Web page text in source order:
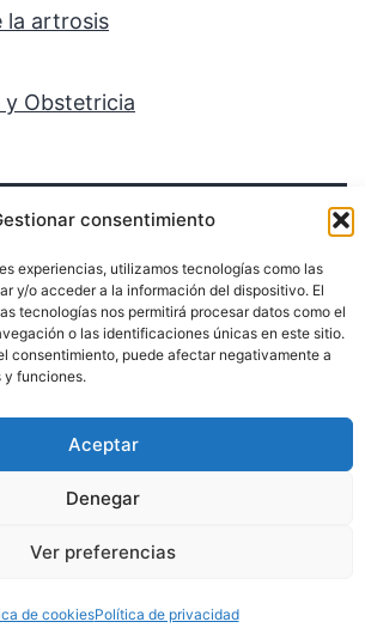
consentimiento
experiencias, utilizamos tecnologías como las
y/o acceder a la información del dispositivo. El
tecnologías nos permitirá procesar datos como el
o las identificaciones únicas en este sitio.
consentimiento, puede afectar negativamente a
funciones.
Aceptar
Denegar
Ver preferencias
de cookiesPolítica de privacidad
la artrosis
Obstetricia
aWordPress